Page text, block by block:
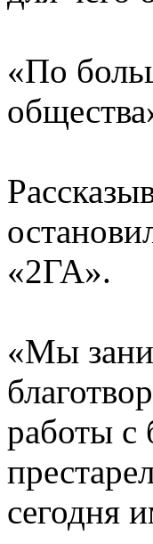
«По
«2ГА».
«Мы
работы с
сегодня